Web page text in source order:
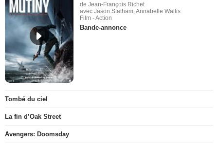
de Jean-François Richet
avec Jason Statham, Annabelle Wallis
Film - Action
Bande-annonce
Tombé du ciel
La fin d’Oak Street
Avengers: Doomsday